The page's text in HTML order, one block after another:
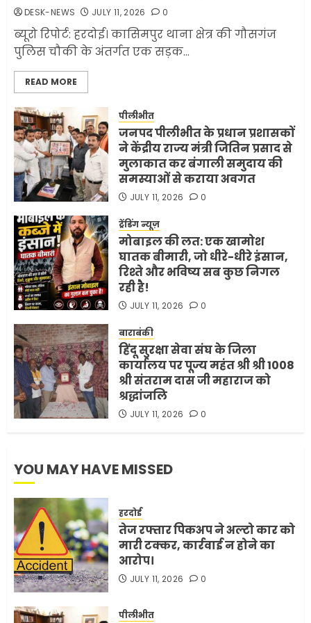
JUNE 1, 2026
3
व्यवहार क्यों?
JUNE 1, 2026 0
4
अमेरिका ने फिर से ईरान को युद्ध
समाप्त करने के लिए भेजी अपनी 5
MAY 18, 2026
5
भारत-अमेरिका व्यापार समझौता
ट्रंप ने किया एलान
FEBRUARY 3, 2026
DESK-NEWS JULY 11, 2026 0
ब्यूरो रिपोर्ट: हरदोई। कासिमपुर थाना क्षेत्र की गौसगंज
पुलिस चौकी के अंतर्गत एक सड़क...
READ MORE
पीलीभीत
जनपद पीलीभीत के प्रधान प्रशासकों
ने केंद्रीय राज्य मंत्री जितिन प्रसाद से
मुलाकात कर बंगाली समुदाय की
समस्याओं से कराया अवगत
JULY 11, 2026 0
ट्रेंडिंग न्यूज़
मोबाइल की लत: एक खामोश
घातक बीमारी, जो धीरे-धीरे इंसान,
रिश्ते और भविष्य सब कुछ निगल
रही है!
JULY 11, 2026 0
बाराबंकी
हिंदू सुरक्षा सेवा संघ के जिला
कार्यालय पर पूज्य महंत श्री श्री 1008
श्री संतराम दास जी महाराज को
श्रद्धांजलि
JULY 11, 2026 0
YOU MAY HAVE MISSED
हरदोई
तेज रफ्तार पिकअप ने अल्टो कार को
मारी टक्कर, कार्रवाई न होने का
आरोप।
JULY 11, 2026 0
पीलीभीत